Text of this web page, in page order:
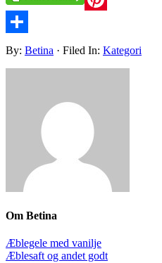
Pinterest
Share
By: Betina · Filed In: Kategori
Om Betina
Æblegele med vanilje
Æblesaft og andet godt